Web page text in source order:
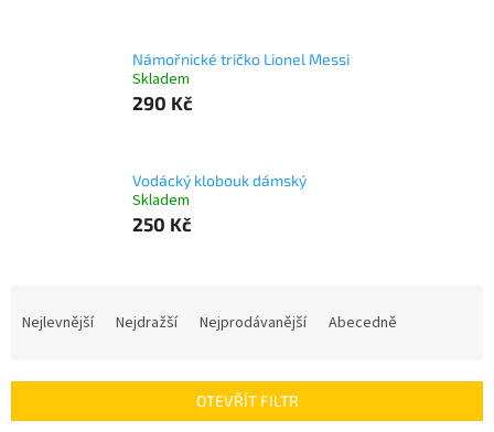
Námořnické tričko Lionel Messi
Skladem
290 Kč
Vodácký klobouk dámský
Skladem
250 Kč
í
Nejlevnější Nejdražší Nejprodávanější Abecedně
OTEVŘÍT FILTR